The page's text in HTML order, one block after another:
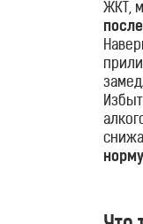
ЖКТ,